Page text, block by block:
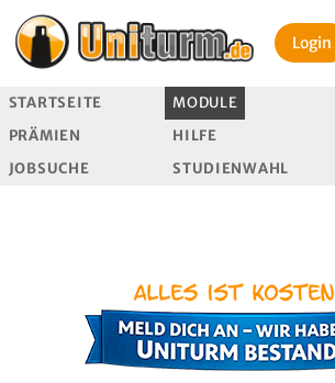
Login
STARTSEITE MODULE
PRÄMIEN
HILFE
JOBSUCHE
STUDIENWAHL